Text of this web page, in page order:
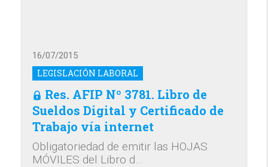
LEGISLACIÓN LABORAL
16/07/2015
Res. AFIP Nº 3781. Libro de
Sueldos Digital y Certificado de
Trabajo vía internet
Obligatoriedad de emitir las HOJAS
MÓVILES del Libro d…